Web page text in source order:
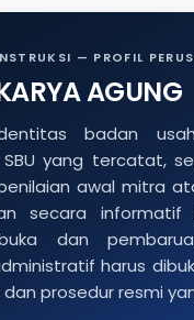
— PROFIL
AGUNG
badan
SBU yang tercatat,
awal mitra
secara informatif
dan
harus
prosedur resmi